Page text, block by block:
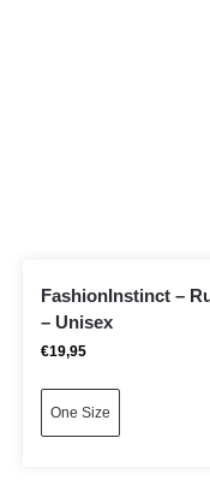
FashionInstinct –
– Unisex
€19,95
One Size